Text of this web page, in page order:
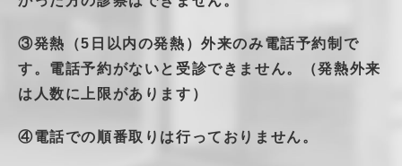
③発熱（5日以内の発熱）外来のみ電話予約制で
す。電話予約がないと受診できません。（発熱外来
は人数に上限があります）
④電話での順番取りは行っておりません。